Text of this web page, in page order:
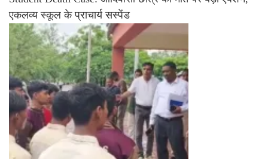
एकलव्य स्कूल के प्राचार्य सस्पेंड